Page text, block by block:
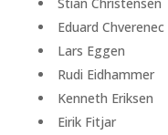
Eduard Chverenec
Lars Eggen
Rudi Eidhammer
Kenneth Eriksen
Eirik Fitjar